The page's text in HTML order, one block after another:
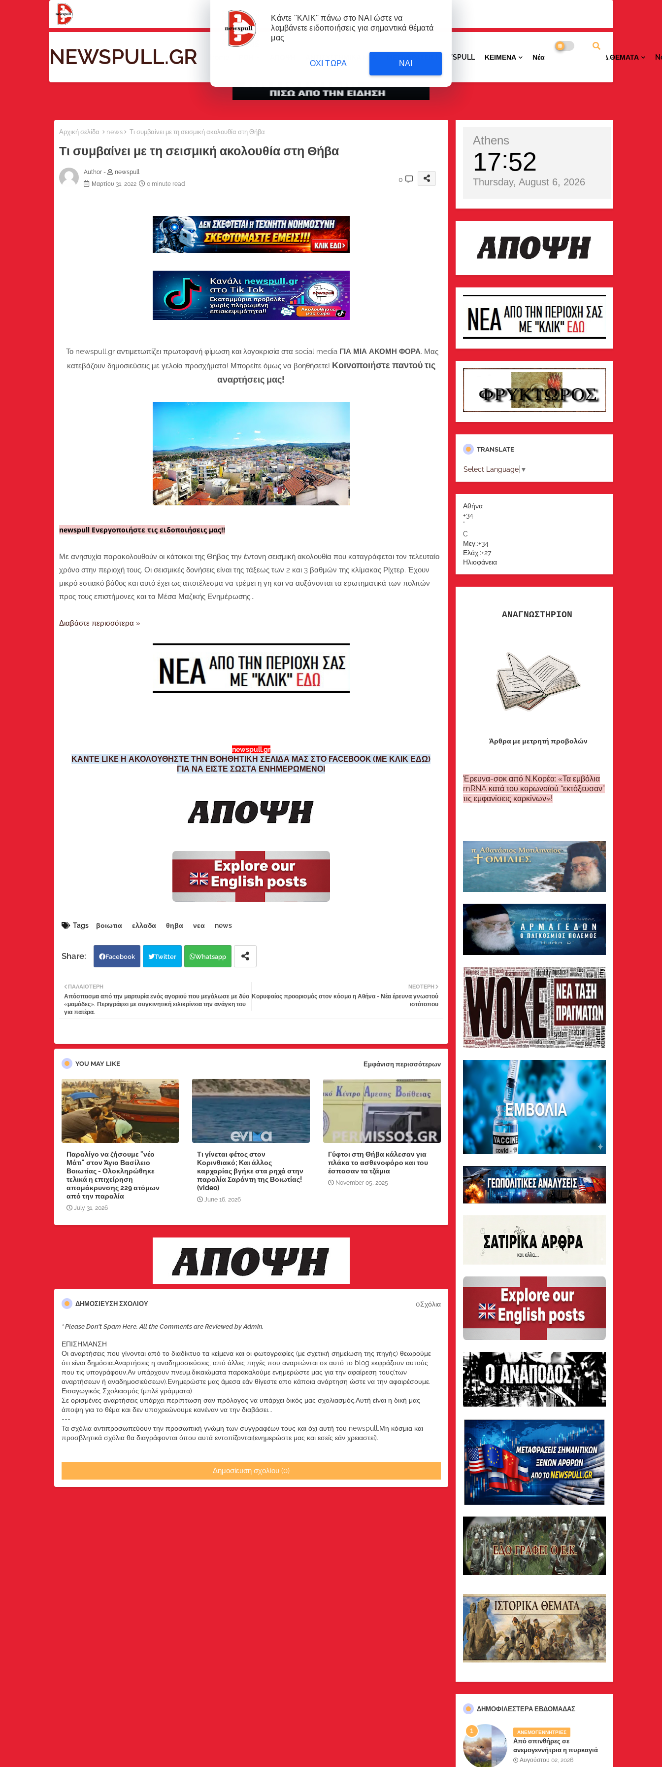
NEWSPULL.GR ΜΕΤΑΦΡΑΣΕΙΣ NEWSPULL ΚΕΙΜΕΝΑ ΝέαΠΕΡΙΟΧΩΝ ΕΙΔ.ΘΕΜΑΤΑ
Αρχική σελίδα news Τι συμβαίνει με τη σεισμική ακολουθία στη Θήβα
Τι συμβαίνει με τη σεισμική ακολουθία στη Θήβα
Author -
newspull
Μαρτίου 31, 2022
0 minute read
0
Το newspull.gr αντιμετωπίζει πρωτοφανή φίμωση και λογοκρισία στα social media ΓΙΑ ΜΙΑ ΑΚΟΜΗ ΦΟΡΑ. Μας
κατεβάζουν δημοσιεύσεις με γελοία προσχήματα! Μπορείτε όμως να βοηθήσετε! Κοινοποιήστε παντού τις
αναρτήσεις μας!
newspull Ενεργοποιήστε τις ειδοποιήσεις μας!!
Με ανησυχία παρακολουθούν οι κάτοικοι της Θήβας την έντονη σεισμική ακολουθία που καταγράφεται τον τελευταίο
χρόνο στην περιοχή τους. Οι σεισμικές δονήσεις είναι της τάξεως των 2 και 3 βαθμών της κλίμακας Ρίχτερ. Έχουν
μικρό εστιακό βάθος και αυτό έχει ως αποτέλεσμα να τρέμει η γη και να αυξάνονται τα ερωτηματικά των πολιτών
προς τους επιστήμονες και τα Μέσα Μαζικής Ενημέρωσης...
Διαβάστε περισσότερα »
newspull.gr
ΚΑΝΤΕ LIKE Η ΑΚΟΛΟΥΘΗΣΤΕ ΤΗΝ ΒΟΗΘΗΤΙΚΗ ΣΕΛΙΔΑ ΜΑΣ ΣΤΟ FACEBOOK (ΜΕ ΚΛΙΚ ΕΔΩ)
ΓΙΑ ΝΑ ΕΙΣΤΕ ΣΩΣΤΑ ΕΝΗΜΕΡΩΜΕΝΟΙ
Tags βοιωτια ελλαδα θηβα νεα news
Facebook Twitter Whatsapp
ΝΕΌΤΕΡΗ
Κορυφαίος προορισμός στον κόσμο η Αθήνα - Νέα έρευνα γνωστού
ιστότοπου
ΠΑΛΑΙΌΤΕΡΗ
Απόσπασμα από την μαρτυρία ενός αγοριού που μεγάλωσε με δύο
«μαμάδες». Περιγράφει με συγκινητική ειλικρίνεια την ανάγκη του
για πατέρα.
YOU MAY LIKE Εμφάνιση περισσότερων
Παραλίγο να ζήσουμε "νέο
Μάτι" στον Άγιο Βασίλειο
Βοιωτίας - Ολοκληρώθηκε
τελικά η επιχείρηση
απομάκρυνσης 229 ατόμων
από την παραλία
July 31, 2026
Τι γίνεται φέτος στον
Κορινθιακό; Και άλλος
καρχαρίας βγήκε στα ρηχά στην
παραλία Σαράντη της Βοιωτίας!
(video)
June 16, 2026
Γύφτοι στη Θήβα κάλεσαν για
πλάκα το ασθενοφόρο και του
έσπασαν τα τζάμια
November 05, 2025
ΔΗΜΟΣΊΕΥΣΗ ΣΧΟΛΊΟΥ 0Σχόλια
* Please Don't Spam Here. All the Comments are Reviewed by Admin.
ΕΠΙΣΗΜΑΝΣΗ
Οι αναρτήσεις που γίνονται από το διαδίκτυο τα κείμενα και οι φωτογραφίες (με σχετική σημείωση της πηγής) θεωρούμε
ότι είναι δημόσια.Αναρτήσεις η αναδημοσιεύσεις, από άλλες πηγές που αναρτώνται σε αυτό το blog εκφράζουν αυτούς
που τις υπογράφουν.Αν υπάρχουν πνευμ.δικαιώματα παρακαλούμε ενημερώστε μας για την αφαίρεση τους(των
αναρτήσεων ή αναδημοσιεύσεων).Ενημερώστε μας άμεσα εάν θίγεστε απο κάποια ανάρτηση ώστε να την αφαιρέσουμε.
Εισαγωγικός Σχολιασμός (μπλέ γράμματα)
Σε ορισμένες αναρτήσεις υπάρχει περίπτωση σαν πρόλογος να υπάρχει δικός μας σχολιασμός.Αυτή είναι η δική μας
άποψη για το θέμα και δεν υποχρεώνουμε κανέναν να την διαβάσει...
---
Τα σχόλια αντιπροσωπεύουν την προσωπική γνώμη των συγγραφέων τους και όχι αυτή του newspull.Μη κόσμια και
προσβλητικά σχόλια θα διαγράφονται όπου αυτά εντοπίζονται(ενημερώστε μας και εσείς εάν χρειαστεί).
Δημοσίευση σχολίου (0)
Athens
17 52
Thursday, August 6, 2026
TRANSLATE
Select Language ▼
Αθήνα
+34
°
C
Μεγ.:+34
Ελάχ.:+27
Ηλιοφάνεια
ΑΝΑΓΝΩΣΤΗΡΙΟΝ
Άρθρα με μετρητή προβολών
Έρευνα-σοκ από Ν.Κορέα: «Τα εμβόλια
mRNA κατά του κορωνοϊού “εκτόξευσαν”
τις εμφανίσεις καρκίνων»!
ΔΗΜΟΦΙΛΈΣΤΕΡΑ ΕΒΔΟΜΆΔΑΣ
ΑΝΕΜΟΓΕΝΝΗΤΡΙΕΣ
Από σπινθήρες σε
ανεμογεννήτρια η πυρκαγιά
σε Βοιωτία-Αττική .Δύο
Αυγούστου 02, 2026
Κάντε ''ΚΛΙΚ'' πάνω στο ΝΑΙ ώστε να
λαμβάνετε ειδοποιήσεις για σημαντικά θέματά
μας
ΝΑΙ
ΟΧΙ ΤΩΡΑ